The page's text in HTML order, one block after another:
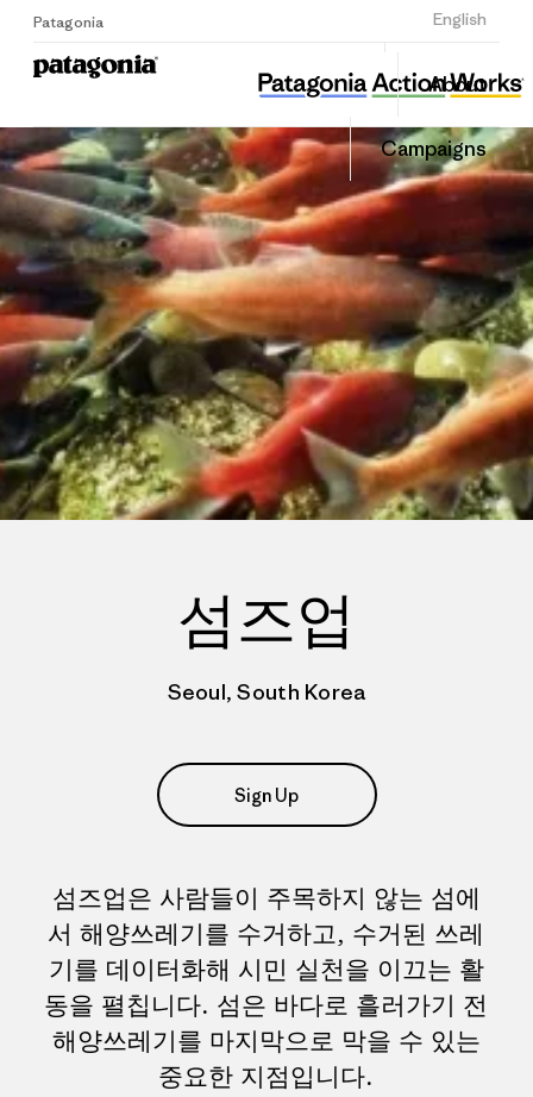
Patagonia English
Sign Up
About
Campaigns
섬즈업
Share
this
Share
on
섬즈업
Seoul, South Korea
Sign Up
섬즈업은 사람들이 주목하지 않는 섬에
서 해양쓰레기를 수거하고, 수거된 쓰레
기를 데이터화해 시민 실천을 이끄는 활
동을 펼칩니다. 섬은 바다로 흘러가기 전
해양쓰레기를 마지막으로 막을 수 있는
중요한 지점입니다.